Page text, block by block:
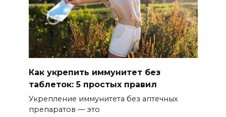
Как укрепить иммунитет без
таблеток: 5 простых правил
Укрепление иммунитета без аптечных
препаратов — это